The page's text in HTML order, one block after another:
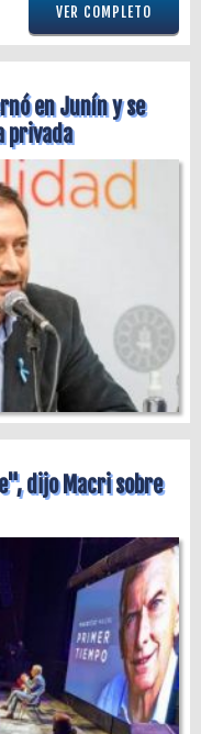
VER COMPLETO
en Junín y se
privada
dijo Macri sobre